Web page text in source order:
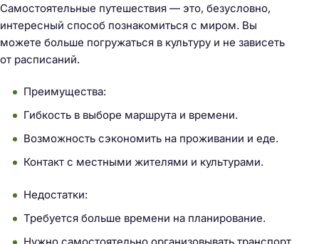
Самостоятельные путешествия — это, безусловно,
интересный способ познакомиться с миром. Вы
можете больше погружаться в культуру и не зависеть
от расписаний.
Преимущества:
Гибкость в выборе маршрута и времени.
Возможность сэкономить на проживании и еде.
Контакт с местными жителями и культурами.
Недостатки:
Требуется больше времени на планирование.